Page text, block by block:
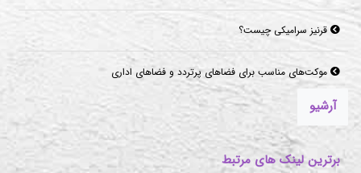
قرنیز سرامیکی چیست؟
موکت‌های مناسب برای فضاهای پرتردد و فضاهای اداری
آرشیو
برترین لینک های مرتبط